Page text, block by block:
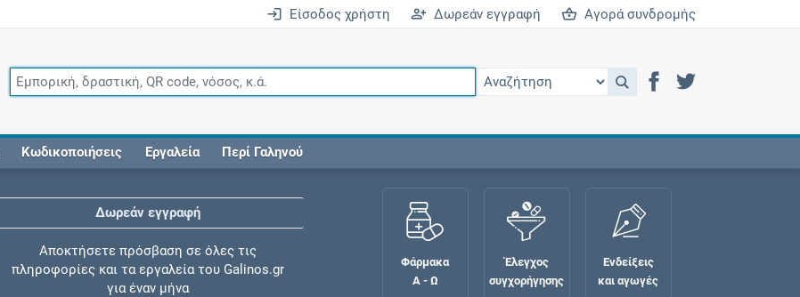
Είσοδος χρήστη Δωρεάν εγγραφή Αγορά συνδρομής
Κωδικοποιήσεις Εργαλεία Περί Γαληνού
Δωρεάν εγγραφή
Αποκτήσετε πρόσβαση σε όλες τις
πληροφορίες και τα εργαλεία του Galinos.gr
για έναν μήνα
Φάρμακα
Α - Ω
Έλεγχος
συγχορήγησης
Ενδείξεις
και αγωγές